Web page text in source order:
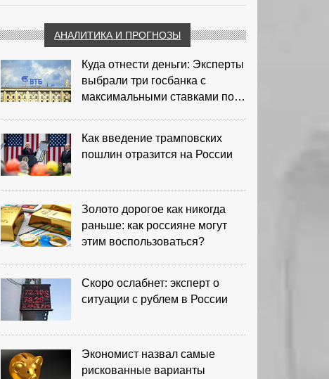
АНАЛИТИКА И ПРОГНОЗЫ
Куда отнести деньги: Эксперты
выбрали три госбанка с
максимальными ставками по
Как введение трамповских
пошлин отразится на России
Золото дорогое как никогда
раньше: как россияне могут
этим воспользоваться?
Скоро ослабнет: эксперт о
ситуации с рублем в России
Экономист назвал самые
рискованные варианты